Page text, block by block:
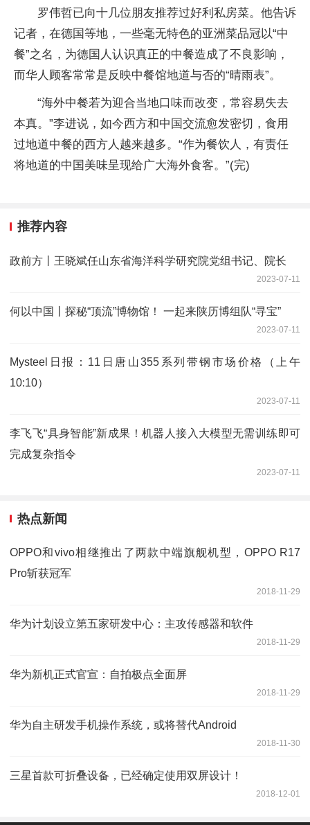
罗伟哲已向十几位朋友推荐过好利私房菜。他告诉
记者，在德国等地，一些毫无特色的亚洲菜品冠以“中
餐”之名，为德国人认识真正的中餐造成了不良影响，
而华人顾客常常是反映中餐馆地道与否的“晴雨表”。
“海外中餐若为迎合当地口味而改变，常容易失去
本真。”李进说，如今西方和中国交流愈发密切，食用
过地道中餐的西方人越来越多。“作为餐饮人，有责任
将地道的中国美味呈现给广大海外食客。”(完)
推荐内容
政前方丨王晓斌任山东省海洋科学研究院党组书记、院长
2023-07-11
何以中国丨探秘“顶流”博物馆！ 一起来陕历博组队“寻宝”
2023-07-11
Mysteel日报：11日唐山355系列带钢市场价格（上午
10:10）
2023-07-11
李飞飞“具身智能”新成果！机器人接入大模型无需训练即可
完成复杂指令
2023-07-11
热点新闻
OPPO和vivo相继推出了两款中端旗舰机型，OPPO R17
Pro斩获冠军
2018-11-29
华为计划设立第五家研发中心：主攻传感器和软件
2018-11-29
华为新机正式官宣：自拍极点全面屏
2018-11-29
华为自主研发手机操作系统，或将替代Android
2018-11-30
三星首款可折叠设备，已经确定使用双屏设计！
2018-12-01